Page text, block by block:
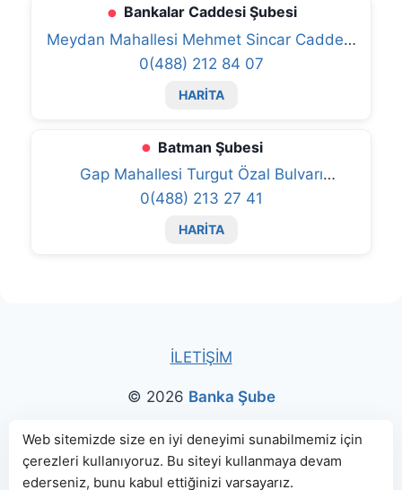
Bankalar Caddesi Şubesi
Meydan Mahallesi Mehmet Sincar Caddesi
No:2 72100
0(488) 212 84 07
HARİTA
Batman Şubesi
Gap Mahallesi Turgut Özal Bulvarı
No:272/B 72200
0(488) 213 27 41
HARİTA
İLETİŞİM
© 2026 Banka Şube
Bu sitede paylaşılan banka bilgileri için kaynak olarak
genellikle TBBveBDDKweb sitelerinden faydalanılmış, harita
konumları için Google Haritalar kullanılmıştır.
Web sitemizde size en iyi deneyimi sunabilmemiz için
çerezleri kullanıyoruz. Bu siteyi kullanmaya devam
ederseniz, bunu kabul ettiğinizi varsayarız.